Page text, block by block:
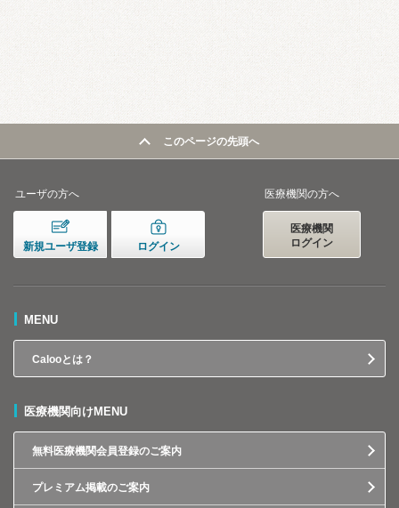
このページの先頭へ
ユーザの方へ
新規ユーザ登録 ログイン
医療機関の方へ
医療機関
ログイン
MENU
Calooとは？
医療機関向けMENU
無料医療機関会員登録のご案内
プレミアム掲載のご案内